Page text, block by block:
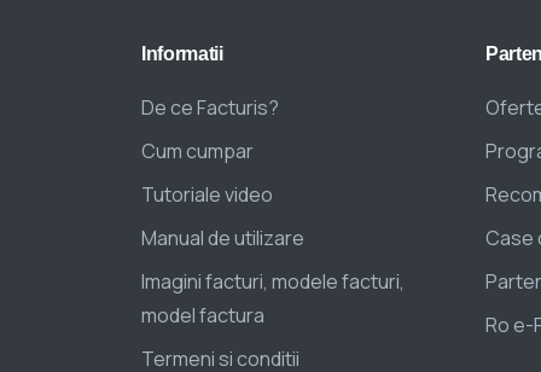
Informatii
De ce Facturis?
Cum cumpar
Tutoriale video
Manual de utilizare
Imagini facturi, modele facturi,
model factura
Termeni si conditii
Case
Ro e-